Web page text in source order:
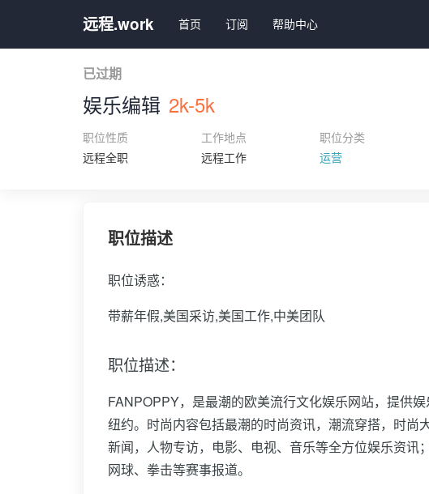
远程.work 首页 订阅 帮助中心
已过期
娱乐编辑 2k-5k
职位性质
远程全职
工作地点
远程工作
职位分类
运营
职位描述
职位诱惑：
带薪年假,美国采访,美国工作,中美团队
职位描述：
FANPOPPY，是最潮的欧美流行文化娱乐网站，提供
纽约。时尚内容包括最潮的时尚资讯，潮流穿搭，时
新闻，人物专访，电影、电视、音乐等全方位娱乐资
网球、拳击等赛事报道。